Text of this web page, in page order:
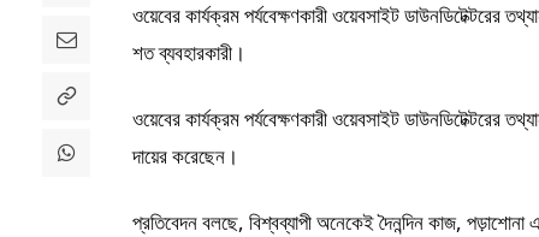
ওয়েবের কার্যক্রম পর্যবেক্ষণকারী ওয়েবসাইট ডাউনডিটেক্টরের
শত ব্যবহারকারী।
ওয়েবের কার্যক্রম পর্যবেক্ষণকারী ওয়েবসাইট ডাউনডিটেক্টরের
দায়ের করেছেন।
প্রতিবেদন বলছে, বিশ্বব্যাপী অনেকেই দৈনন্দিন কাজ,